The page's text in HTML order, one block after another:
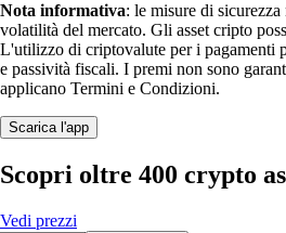
Nota informativa: le misure di
volatilità del mercato. Gli asset cripto
L'utilizzo di criptovalute per i pagamenti
e passività fiscali. I premi non sono
applicano Termini e Condizioni.
Scarica l'app
Scopri oltre 400 crypto
Vedi prezzi